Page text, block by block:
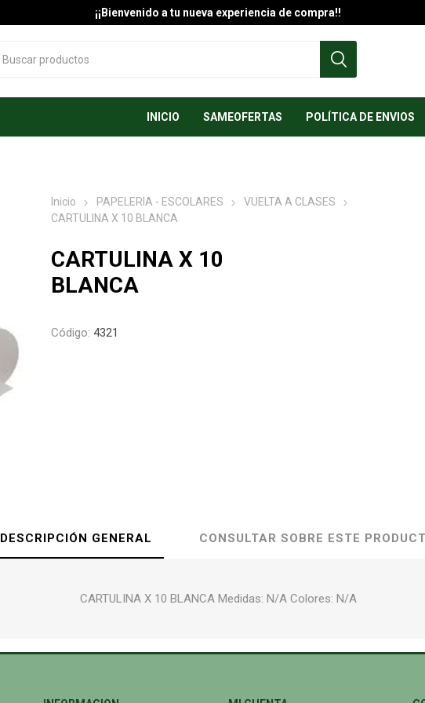
¡¡Bienvenido a tu nueva experiencia de compra!!
INICIO SAMEOFERTAS POLÍTICA DE ENVIOS
Inicio PAPELERIA - ESCOLARES
VUELTA A CLASES
CARTULINA X 10 BLANCA
CARTULINA X 10
BLANCA
Código: 4321
DESCRIPCIÓN GENERAL CONSULTAR SOBRE ESTE
CARTULINA X 10 BLANCA Medidas: N/A Colores: N/A